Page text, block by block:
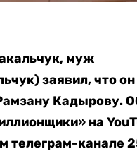
муж
заявил, что
Кадырову.
на
телеграм-канале